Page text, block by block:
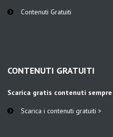
Contenuti Gratuiti
CONTENUTI GRATUITI
Scarica gratis contenuti
Scarica i contenuti gratuiti >